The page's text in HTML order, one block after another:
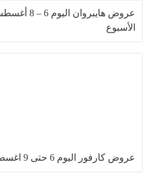
الأسبوع
عروض كارفور اليوم 6 حتى 9 اغسطس 2026 الفريش فود